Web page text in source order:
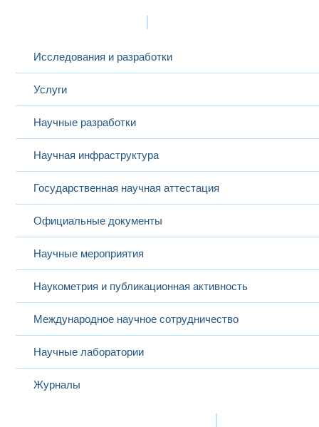
Исследования и разработки
Услуги
Научные разработки
Научная инфраструктура
Государственная научная аттестация
Официальные документы
Научные мероприятия
Наукометрия и публикационная активность
Международное научное сотрудничество
Научные лаборатории
Журналы